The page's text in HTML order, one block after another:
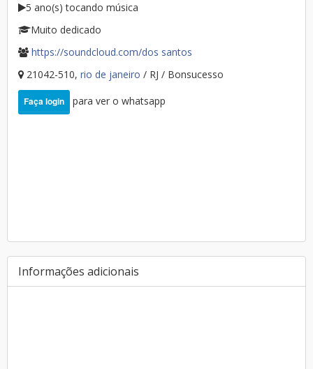
5 ano(s) tocando música
Muito dedicado
https://soundcloud.com/dos santos
21042-510, rio de janeiro / RJ / Bonsucesso
Faça login para ver o whatsapp
Informações adicionais